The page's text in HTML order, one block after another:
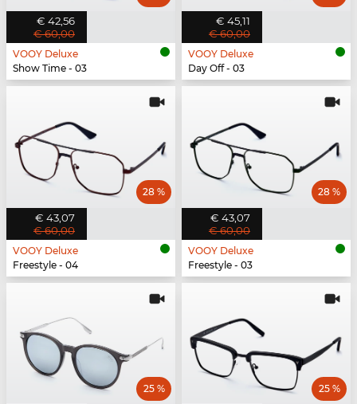
€ 42,56
€ 60,00
VOOY Deluxe
Show Time - 03
€ 45,11
€ 60,00
VOOY Deluxe
Day Off - 03
€ 43,07
€ 60,00
28 %
VOOY Deluxe
Freestyle - 04
€ 43,07
€ 60,00
28 %
VOOY Deluxe
Freestyle - 03
25 % 25 %